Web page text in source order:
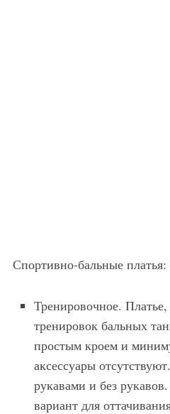
Спортивно-бальные платья:
Тренировочное.
тренировок бальных
простым кроем и
аксессуары
рукавами и без
вариант для